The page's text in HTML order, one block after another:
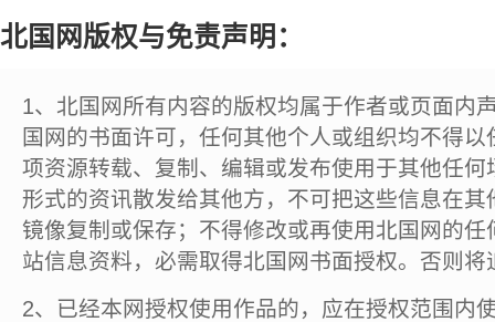
北国网版权与免责声明：
1、北国网所有内容的版权均属于作者或页面内
国网的书面许可，任何其他个人或组织均不得
项资源转载、复制、编辑或发布使用于其他任
形式的资讯散发给其他方，不可把这些信息在
镜像复制或保存；不得修改或再使用北国网的
站信息资料，必需取得北国网书面授权。否则将
2、已经本网授权使用作品的，应在授权范围内